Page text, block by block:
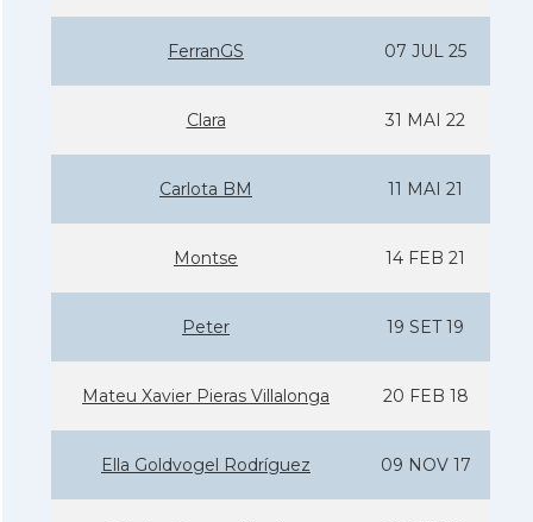
FerranGS 07 JUL 25
Clara 31 MAI 22
Carlota BM 11 MAI 21
Montse 14 FEB 21
Peter 19 SET 19
Mateu Xavier Pieras Villalonga 20 FEB 18
Ella Goldvogel Rodrí­guez 09 NOV 17